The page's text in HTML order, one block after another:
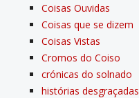
Coisas Ouvidas
Coisas que se dizem
Coisas Vistas
Cromos do Coiso
crónicas do solnado
histórias desgraçadas